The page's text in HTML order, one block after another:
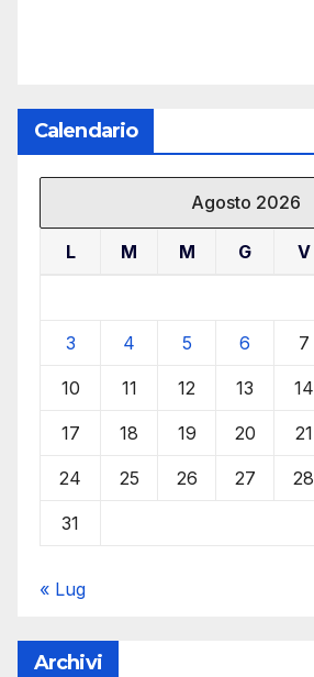
Calendario
Agosto 2026
L M M G V
3 4 5 6 7
10 11 12 13 14
17 18 19 20 21
24 25 26 27 28
31
« Lug
Archivi